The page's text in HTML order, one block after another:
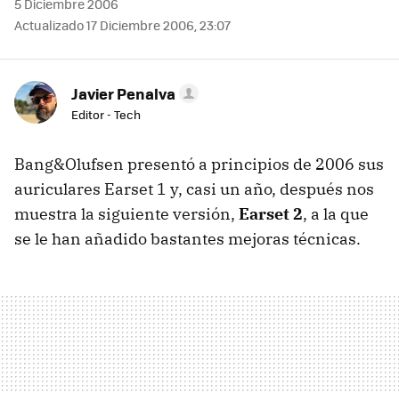
5 Diciembre 2006
Actualizado 17 Diciembre 2006, 23:07
Javier Penalva
Editor - Tech
Bang&Olufsen presentó a principios de 2006 sus
auriculares Earset 1 y, casi un año, después nos
muestra la siguiente versión, Earset 2, a la que
se le han añadido bastantes mejoras técnicas.